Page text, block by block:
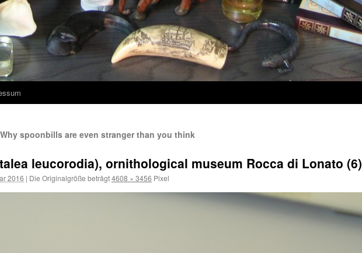
spoonbills are even stranger than you think
leucorodia), ornithological museum Rocca di Lonato (6)
2016 | Die Originalgröße beträgt4608 × 3456 Pixel